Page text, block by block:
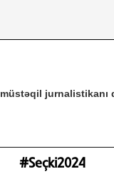
müstəqil jurnalistikanı
#Seçki2024